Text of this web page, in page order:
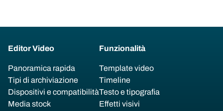
Editor Video
Panoramica rapida
Tipi di archiviazione
Dispositivi e compatibilità
Media stock
Funzionalità
Template video
Timeline
Testo e tipografia
Effetti visivi